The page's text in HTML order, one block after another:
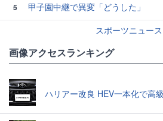
5
甲子園中継で異変「どうした」
スポーツニュー
画像アクセスランキング
ハリアー改良 HEV一本化で高